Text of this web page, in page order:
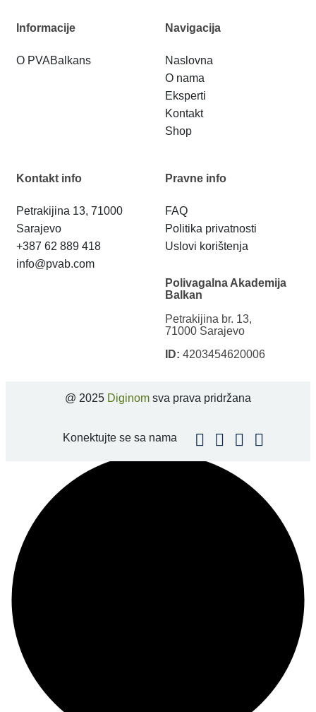
Informacije
O PVABalkans
Navigacija
Naslovna
O nama
Eksperti
Kontakt
Shop
Kontakt info
Petrakijina 13, 71000
Sarajevo
+387 62 889 418
info@pvab.com
Pravne info
FAQ
Politika privatnosti
Uslovi korištenja
Polivagalna Akademija
Balkan
Petrakijina br. 13,
71000 Sarajevo
ID: 4203454620006
@ 2025 Diginom sva prava pridržana
Konektujte se sa nama